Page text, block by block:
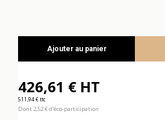
Ajouter au panier
426,61 € HT
511,94 € ttc
Dont 2,52 € d'éco-participation